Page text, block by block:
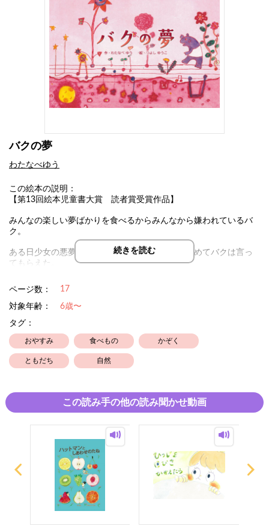
バクの夢
わたなべゆう
この絵本の説明：
【第13回絵本児童書大賞 読者賞受賞作品】
みんなの楽しい夢ばかりを食べるからみんなから嫌われているバ
ク。
ある日少女の悪夢を食べたら『ありがとう』と初めてバクは言っ
てもらえた。
それ以来みんなの怖い夢や悲しい夢ばかりを食べるようになった
のだけど、、、
絵本のご注文は↓からお願いいたします。
https://yuwatanabe.thebase.in
※絵本のページごとに音楽がついていて、絵本の物語と音楽が一
緒に届く作品となっています。
音楽と一緒にお楽しみ頂きたい方はこちらもぜひ↓
絵本の主題歌も聴けます♪
音楽絵本『バクの夢』の読み聞かせ動画は↓
https://youtu.be/8E1VbvJVkGs
音楽絵本『バクの夢』の読み聞かせ動画朗読Off ver.↓
ます。）
続きを読む
ページ数： 17
対象年齢：
6歳〜
タグ：
おやすみ 食べもの かぞく
ともだち 自然
この読み手の他の読み聞かせ動画